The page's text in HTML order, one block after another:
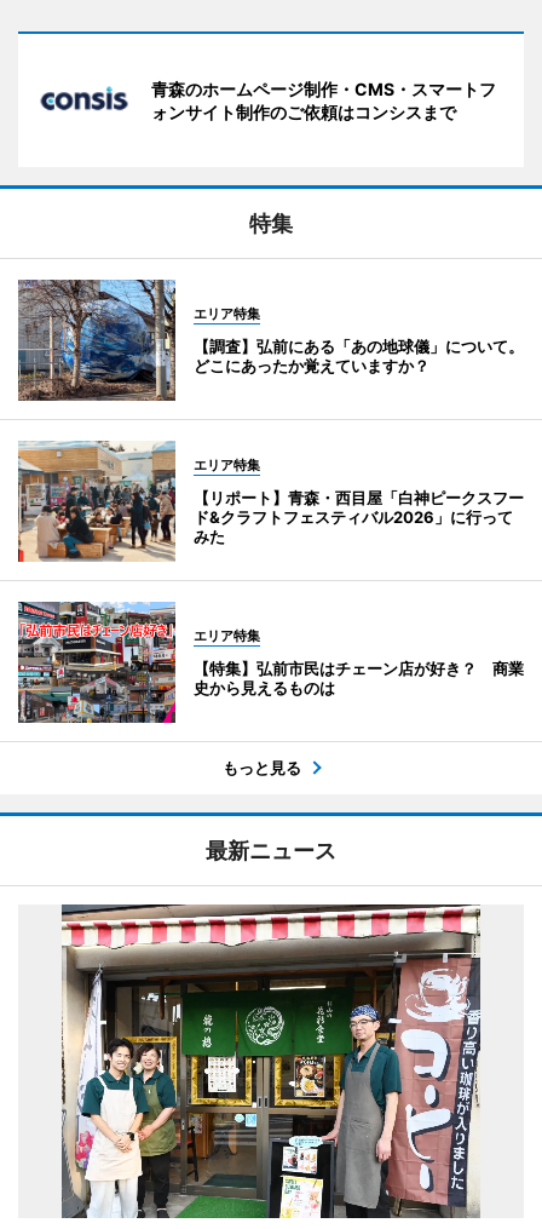
青森のホームページ制作・CMS・スマートフ
ォンサイト制作のご依頼はコンシスまで
特集
エリア特集
【調査】弘前にある「あの地球儀」について。
どこにあったか覚えていますか？
エリア特集
【リポート】青森・西目屋「白神ピークスフー
ド&クラフトフェスティバル2026」に行って
みた
エリア特集
【特集】弘前市民はチェーン店が好き？ 商業
史から見えるものは
もっと見る
最新ニュース